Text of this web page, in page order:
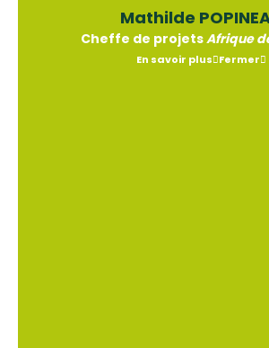
Mathilde
Cheffe de projetsAfrique
En savoir plus Fermer